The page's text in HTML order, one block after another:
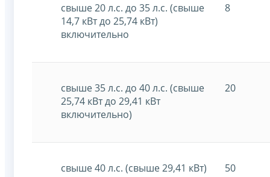
свыше 20 л.с. до 35 л.с. (свыше
14,7 кВт до 25,74 кВт)
включительно
8
свыше 35 л.с. до 40 л.с. (свыше
25,74 кВт до 29,41 кВт
включительно)
20
свыше 40 л.с. (свыше 29,41 кВт) 50